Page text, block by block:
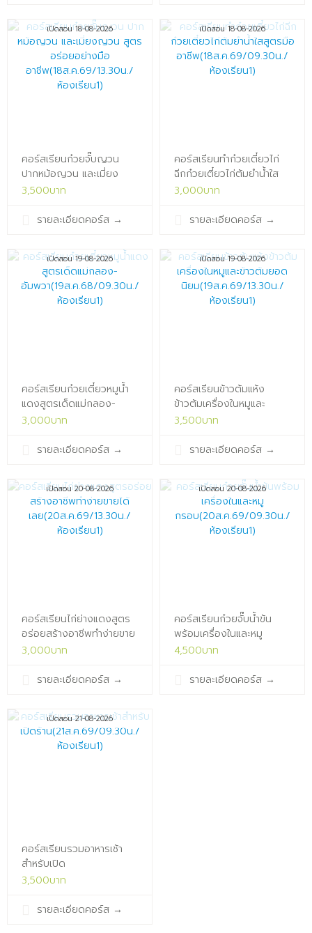
เปิดสอน 18-08-2026
คอร์สเรียนก๋วยจั๊บญวน
ปากหม้อญวน และเมี่ยง
ญวน สูตรอร่อยอย่างมือ
ห้องเรียน1)x
3,500บาท
รายละเอียดคอร์ส →
เปิดสอน 18-08-2026
คอร์สเรียนทำก๋วยเตี๋ยวไก่
ฉีกก๋วยเตี๋ยวไก่ต้มยำน้ำใส
สูตรมือ
ห้องเรียน1)x
3,000บาท
รายละเอียดคอร์ส →
เปิดสอน 19-08-2026
คอร์สเรียนก๋วยเตี๋ยวหมูน้ำ
แดงสูตรเด็ดแม่กลอง-
อัมพวา(19ส.ค.68/09.30น./
3,000บาท
รายละเอียดคอร์ส →
เปิดสอน 19-08-2026
คอร์สเรียนข้าวต้มแห้ง
ข้าวต้มเครื่องในหมูและ
ข้าวต้มยอด
ห้องเรียน1)x
3,500บาท
รายละเอียดคอร์ส →
เปิดสอน 20-08-2026
คอร์สเรียนไก่ย่างแดงสูตร
อร่อยสร้างอาชีพทำง่ายขาย
ได้เลย(20ส.ค.69/13.30น./
3,000บาท
รายละเอียดคอร์ส →
เปิดสอน 20-08-2026
คอร์สเรียนก๋วยจั๊บน้ำข้น
พร้อมเครื่องในและหมู
กรอบ(20ส.ค.69/09.30น./
4,500บาท
รายละเอียดคอร์ส →
เปิดสอน 21-08-2026
คอร์สเรียนรวมอาหารเช้า
สำหรับเปิด
ร้าน(21ส.ค.69/09.30น./
3,500บาท
รายละเอียดคอร์ส →